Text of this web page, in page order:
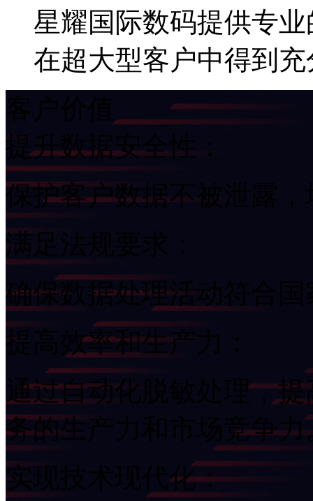
星耀国际数码提供专业
在超大型客户中得到
提升数据安全性：
保护客户数据不被泄露
满足法规要求：
确保数据处理活动符合
提高效率和生产力：
通过自动化脱敏处理，
务的生产力和市场竞争力
实现技术现代化：